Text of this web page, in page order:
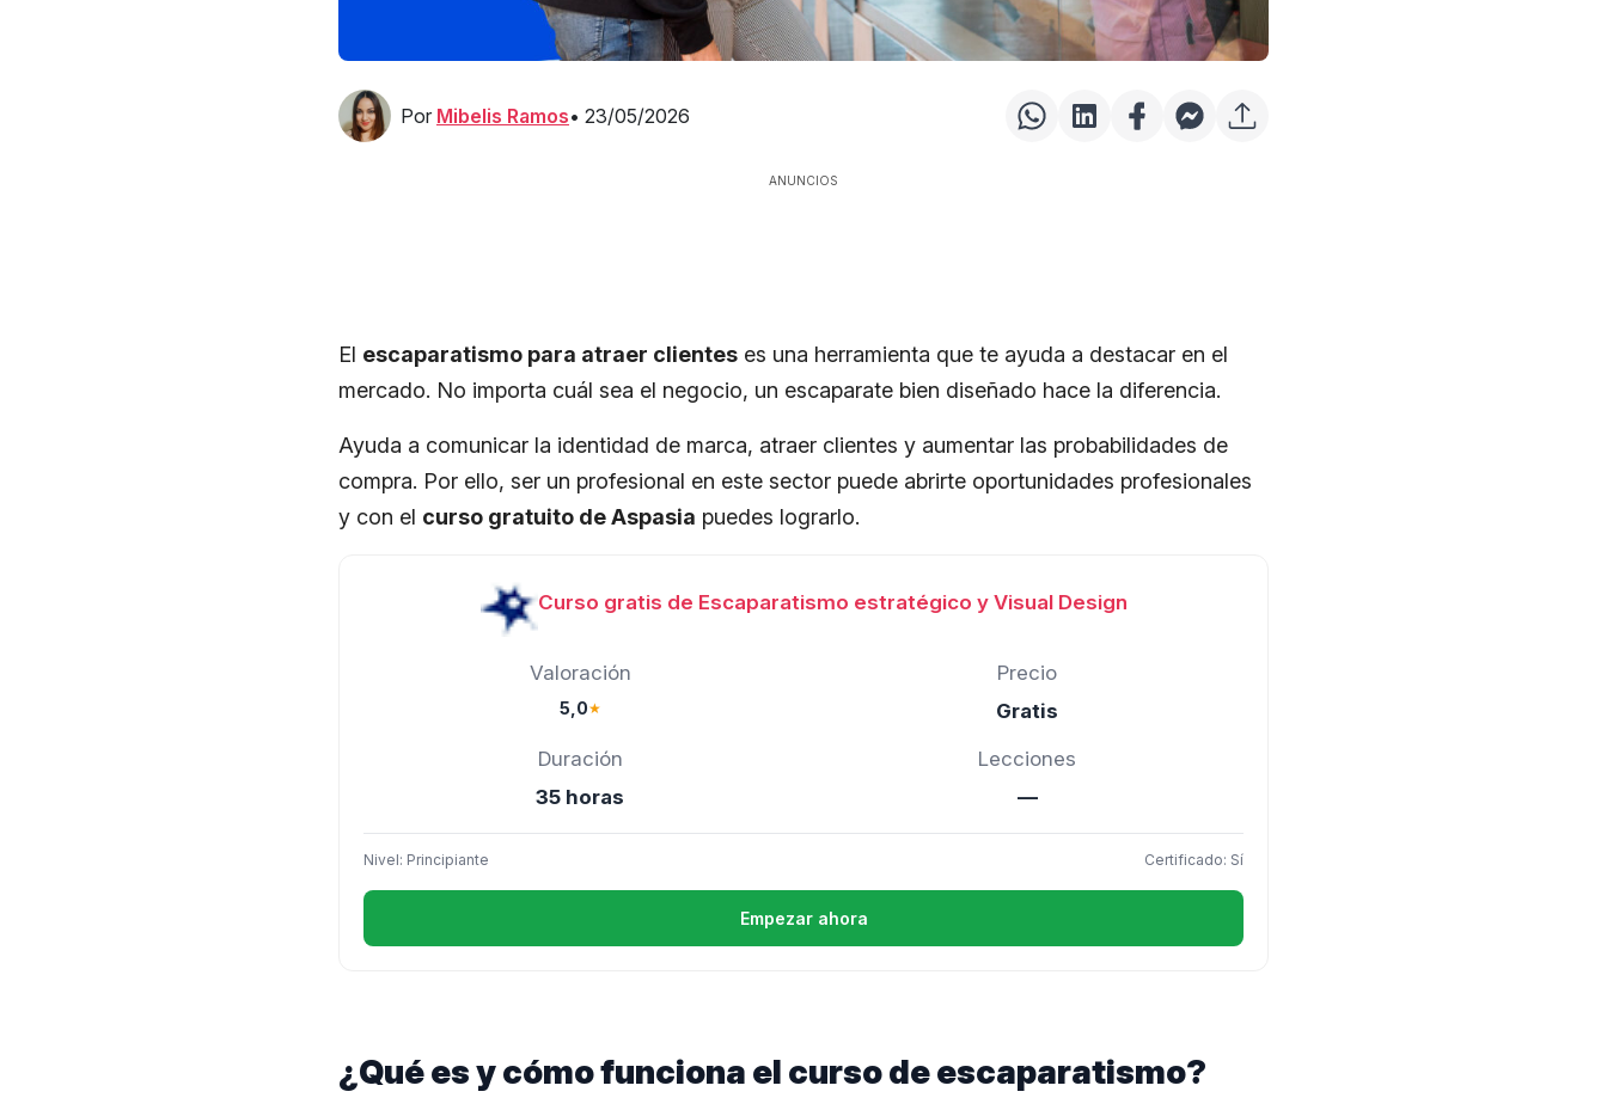
Por Mibelis Ramos• 23/05/2026
ANUNCIOS
El escaparatismo para atraer clientes es una herramienta que te ayuda a destacar en el
mercado. No importa cuál sea el negocio, un escaparate bien diseñado hace la diferencia.
Ayuda a comunicar la identidad de marca, atraer clientes y aumentar las probabilidades de
compra. Por ello, ser un profesional en este sector puede abrirte oportunidades profesionales
y con el curso gratuito de Aspasia puedes lograrlo.
Curso gratis de Escaparatismo estratégico y Visual Design
Valoración
5,0★
Precio
Gratis
Duración
35 horas
Lecciones
—
Nivel: Principiante Certificado: Sí
Empezar ahora
¿Qué es y cómo funciona el curso de escaparatismo?